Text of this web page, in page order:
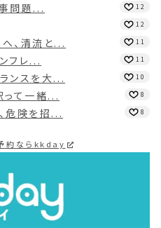
問題... 12
12
、清流と... 11
フレ... 11
ンスを大... 10
て一緒... 8
危険を招... 8
約ならkkday